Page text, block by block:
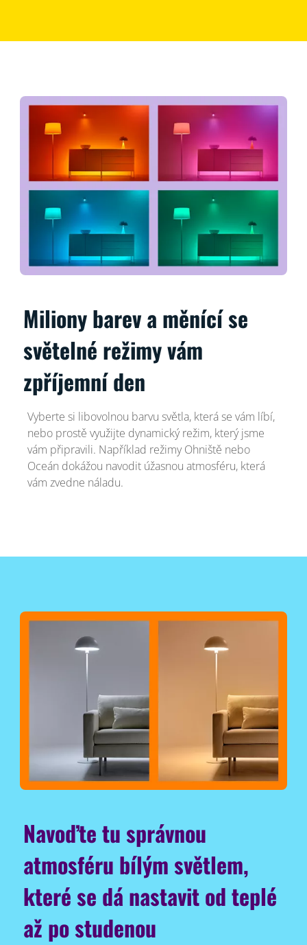
Miliony barev a měnící se
světelné režimy vám
zpříjemní den
Vyberte si libovolnou barvu světla, která se vám líbí,
nebo prostě využijte dynamický režim, který jsme
vám připravili. Například režimy Ohniště nebo
Oceán dokážou navodit úžasnou atmosféru, která
vám zvedne náladu.
Navoďte tu správnou
atmosféru bílým světlem,
které se dá nastavit od teplé
až po studenou